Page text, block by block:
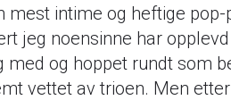
mest intime og heftige pop-
jeg noensinne har
med og hoppet rundt som
vettet av trioen. Men